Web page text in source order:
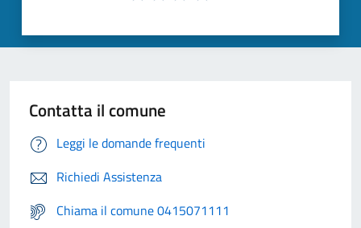
Contatta il comune
Leggi le domande frequenti
Richiedi Assistenza
Chiama il comune 0415071111